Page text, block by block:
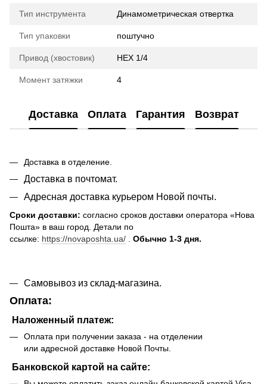
Тип инструмента Динамометрическая отвертка
Тип упаковки поштучно
Привод (хвостовик) HEX 1/4
Момент затяжки 4
Доставка Оплата Гарантия Возврат
Доставка в отделение.
Доставка в почтомат.
Адресная доставка курьером Новой почты.
Сроки доставки: согласно сроков доставки оператора «Нова
Пошта» в ваш город. Детали по
ссылке: https://novaposhta.ua/ Обычно 1-3 дня.
Самовывоз из склад-магазина.
Оплата:
Наложенный платеж:
Оплата при получении заказа - на отделении
или адресной доставке Новой Почты.
Банковской картой на сайте: